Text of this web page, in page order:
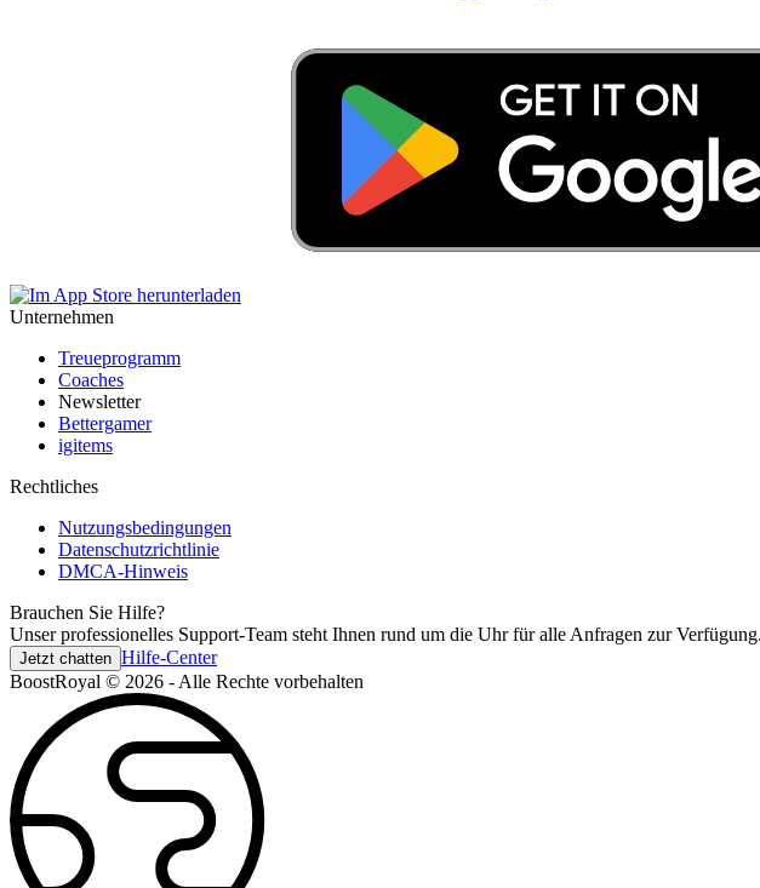
Unternehmen
Treueprogramm
Coaches
Newsletter
Bettergamer
igitems
Rechtliches
Nutzungsbedingungen
Datenschutzrichtlinie
DMCA-Hinweis
Brauchen Sie Hilfe?
Unser professionelles Support-Team steht Ihnen rund um die Uhr für alle Anfragen zur Verfügung.
Jetzt chatten Hilfe-Center
BoostRoyal © 2026 - Alle Rechte vorbehalten